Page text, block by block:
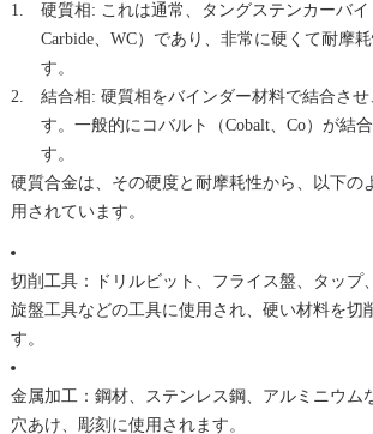
硬質相: これは通常、タングステンカーバイ
Carbide、WC）であり、非常に硬くて耐摩
す。
結合相: 硬質相をバインダー材料で結合さ
す。一般的にコバルト（Cobalt、Co）が結
す。
硬質合金は、その硬度と耐摩耗性から、以下の
用されています。
切削 工具：ドリルビット、フライス盤、タップ
旋盤工具などの工具に使用され、硬い材料を切
す。
金属加工：鋼材、ステンレス鋼、アルミニウム
穴あけ、彫刻に使用されます。